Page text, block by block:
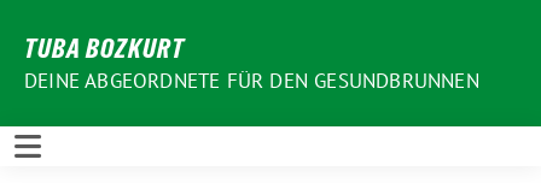
zum
Inhalt
TUBA BOZKURT
DEINE ABGEORDNETE FÜR DEN GESUNDBRUNNEN